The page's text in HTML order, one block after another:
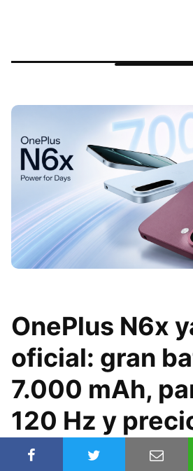
OnePlus N6x
oficial: gran
7.000 mAh,
120 Hz y
ajustado